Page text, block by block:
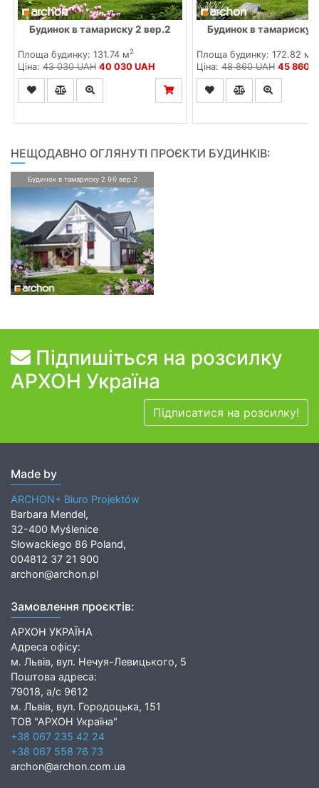
Будинок в тамариску 2 вер.2
Площа будинку: 131.74 м2
Ціна: 43 030 UAH 40 030 UAH
Будинок в тамариску
Площа будинку: 172.82 м
Ціна:48 860 UAH 45 860
НЕЩОДАВНО ОГЛЯНУТІ ПРОЄКТИ БУДИНКІВ:
Будинок в тамариску 2 (Н) вер.2
Підпишіться на розсилку
АРХОН Україна
Підписатися на розсилку!
Made by
ARCHON+ Biuro Projektów
Barbara Mendel,
32-400 Myślenice
Słowackiego 86 Poland,
004812 37 21 900
archon@archon.pl
Замовлення проєктів:
АРХОН УКРАЇНА
Адреса офісу:
м. Львів, вул. Нечуя-Левицького, 5
Поштова адреса:
79018, а/с 9612
м. Львів, вул. Городоцька, 151
ТОВ "АРХОН Україна"
+38 067 235 42 24
+38 067 558 76 73
archon@archon.com.ua